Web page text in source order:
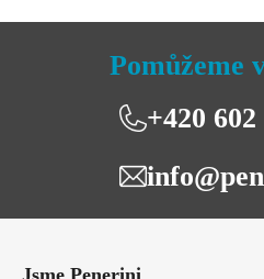
Pomůžeme
+420 602
Jsme Penerini